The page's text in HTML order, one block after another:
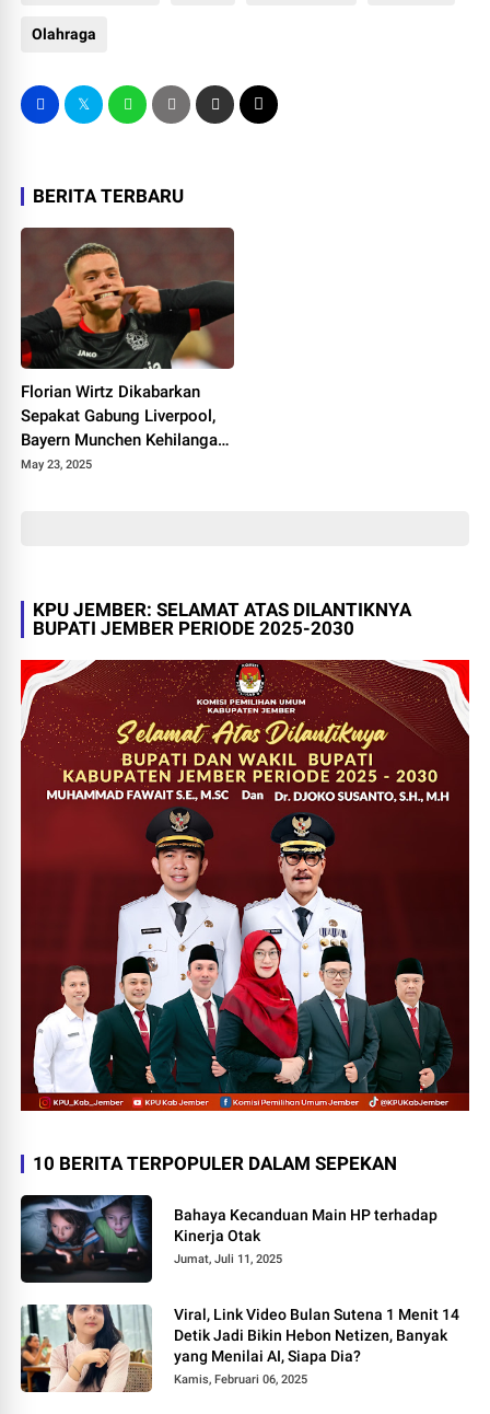
Olahraga
BERITA TERBARU
Florian Wirtz Dikabarkan
Sepakat Gabung Liverpool,
Bayern Munchen Kehilangan
Aset Berharga?
May 23, 2025
KPU JEMBER: SELAMAT ATAS DILANTIKNYA
BUPATI JEMBER PERIODE 2025-2030
10 BERITA TERPOPULER DALAM SEPEKAN
Bahaya Kecanduan Main HP terhadap
Kinerja Otak
Jumat, Juli 11, 2025
Viral, Link Video Bulan Sutena 1 Menit 14
Detik Jadi Bikin Hebon Netizen, Banyak
yang Menilai AI, Siapa Dia?
Kamis, Februari 06, 2025